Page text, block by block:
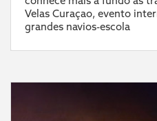
Velas Curaçao, evento
grandes navios-escola